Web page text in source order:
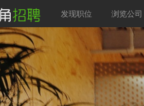
发现职位 浏览公司